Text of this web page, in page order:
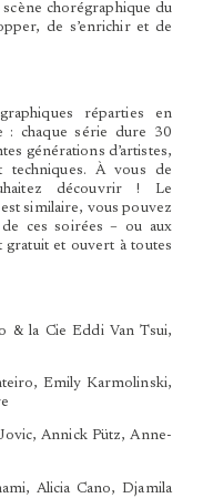
chorégraphique du
de s’enrichir et de
réparties en
: chaque série dure 30
générations d’artistes,
techniques. À vous de
découvrir ! Le
similaire, vous pouvez
de ces soirées – ou aux
gratuit et ouvert à toutes
& la Cie Eddi Van Tsui,
Emily Karmolinski,
Annick Pütz, Anne-
Alicia Cano, Djamila